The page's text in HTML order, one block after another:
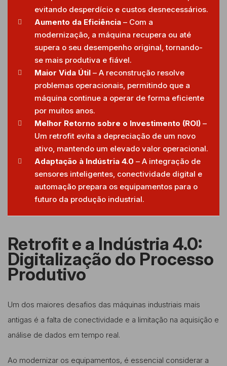
evitando desperdício e custos desnecessários.
Aumento da Eficiência – Com a
modernização, a máquina recupera ou até
supera o seu desempenho original, tornando-
se mais produtiva e fiável.
Maior Vida Útil – A reconstrução resolve
problemas operacionais, permitindo que a
máquina continue a operar de forma eficiente
por muitos anos.
Melhor Retorno sobre o Investimento (ROI) –
Um retrofit evita a depreciação de um novo
ativo, mantendo um elevado valor operacional.
Adaptação à Indústria 4.0 – A integração de
sensores inteligentes, conectividade digital e
automação prepara os equipamentos para o
futuro da produção industrial.
Retrofit e a Indústria 4.0:
Digitalização do Processo
Produtivo
Um dos maiores desafios das máquinas industriais mais
antigas é a falta de conectividade e a limitação na aquisição e
análise de dados em tempo real.
Ao modernizar os equipamentos, é essencial considerar a